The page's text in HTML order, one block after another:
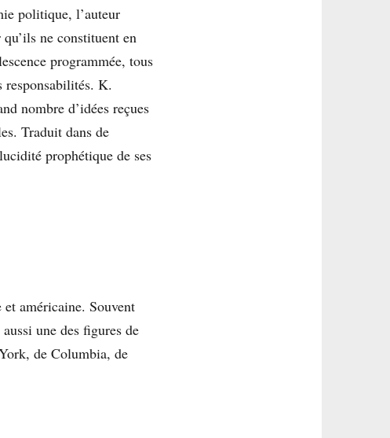
politique, l’auteur
ne constituent en
programmée, tous
responsabilités. K.
nombre d’idées reçues
Traduit dans de
prophétique de ses
américaine. Souvent
une des figures de
de Columbia, de